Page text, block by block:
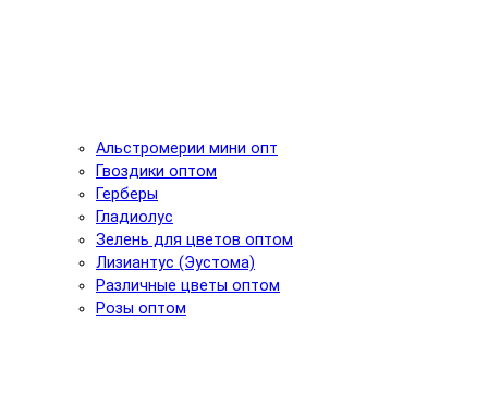
Альстромерии мини опт
Гвоздики оптом
Герберы
Гладиолус
Зелень для цветов оптом
Лизиантус (Эустома)
Различные цветы оптом
Розы оптом